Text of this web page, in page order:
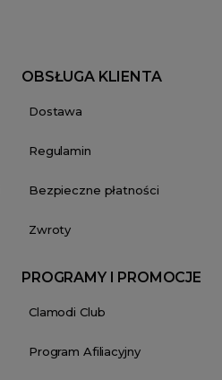
OBSŁUGA KLIENTA
Dostawa
Regulamin
Bezpieczne płatności
Zwroty
PROGRAMY I PROMOCJE
Clamodi Club
Program Afiliacyjny